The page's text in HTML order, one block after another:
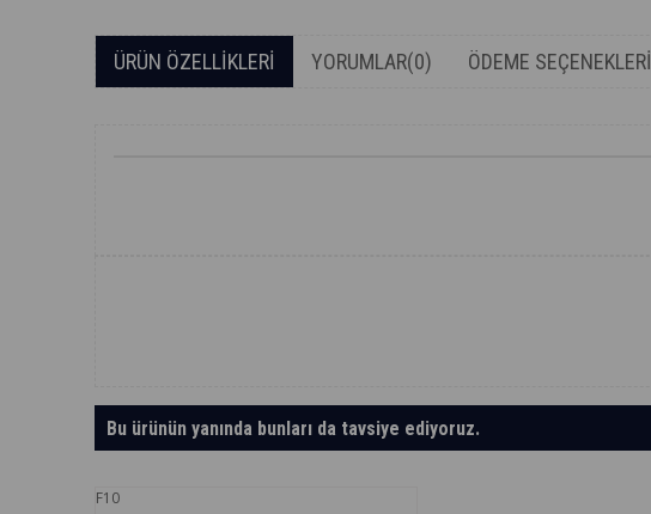
ÜRÜN ÖZELLIKLERI YORUMLAR(0) ÖDEME SEÇENEKLERI
Bu ürünün yanında bunları da tavsiye ediyoruz.
F10